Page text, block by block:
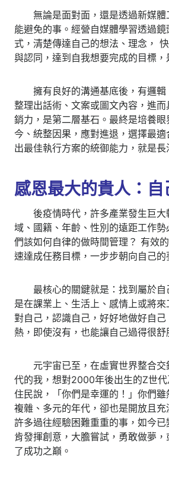
無論是面對面，還是透過新媒體
能避免的事。經營自媒體學習透過
式，清楚傳達自己的想法、理念，
與認同，達到自我想要完成的目標，
擁有良好的溝通基底後，有邏輯
整理出話術、文案或圖文內容，進
銷力，是第二層基石。最終是培養
今、統整因果，應對進退，選擇最
出最佳執行方案的統御能力，就是長
感恩最大的貴人：自
後疫情時代，許多產業發生巨大
域、國籍、年齡、性別的遠距工作
們該如何自律的做時間管理？ 有效
速達成任務目標，一步步朝向自己的
最核心的關鍵就是：找到屬於自
是在課業上、生活上、感情上或將
對自己，認識自己，好好地做好自
熱，即使沒有，也能讓自己過得很舒
元宇宙已至，在虛實世界整合交
代的我，想對2000年後出生的Z世
住民說，「你們是幸運的！」你們雖
複雜、多元的年代，卻也是開放且充
許多過往經驗困難重重的事，如今
肯發揮創意，大膽嘗試，勇敢做夢
了成功之巔。